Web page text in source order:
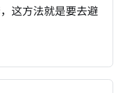
这方法就是要去避